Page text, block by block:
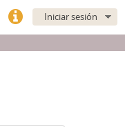
Iniciar sesión